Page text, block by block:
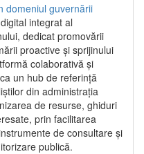
domeniul guvernării
integrat al
dedicat promovării
proactive și sprijinului
colaborativă și
un hub de referință
din administrația
de resurse, ghiduri
prin facilitarea
de consultare și
publică.